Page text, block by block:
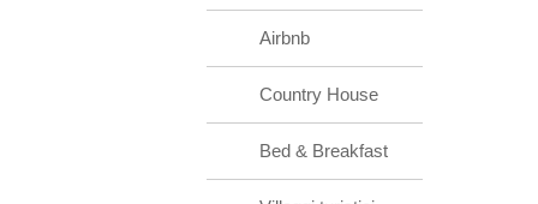
Airbnb
Country House
Bed & Breakfast